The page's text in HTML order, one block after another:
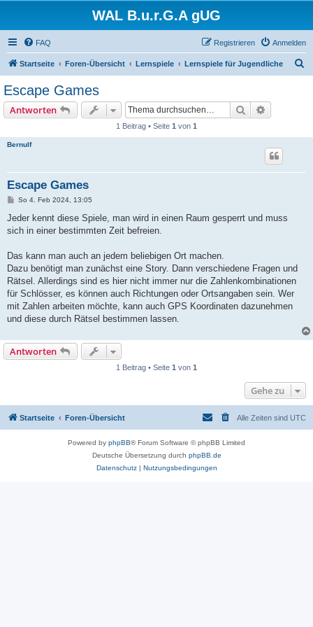
WAL B.u.r.G.A gUG
FAQ Anmelden
Registrieren
Startseite Foren-Übersicht Lernspiele Lernspiele für Jugendliche
Escape Games
Antworten Suche
1 Beitrag • Seite 1 von 1
Bernulf
Escape Games
B
i
r
So 4. Feb 2024, 13:05
Jeder kennt diese Spiele, man wird in einen Raum gesperrt und muss
sich in einer bestimmten Zeit befreien.
Das kann man auch an jedem beliebigen Ort machen.
Dazu benötigt man zunächst eine Story. Dann verschiedene Fragen und
Rätsel. Allerdings sind es hier nicht immer nur die Zahlenkombinationen
für Schlösser, es können auch Richtungen oder Ortsangaben sein. Wer
mit Zahlen arbeiten möchte, kann auch GPS Koordinaten dazunehmen
und diese durch Rätsel bestimmen lassen.
Antworten
1 Beitrag • Seite 1 von 1
Gehe zu
Startseite Foren-Übersicht Alle Zeiten sind UTC
Powered by phpBB® Forum Software © phpBB Limited
Deutsche Übersetzung durch phpBB.de
Datenschutz| Nutzungsbedingungen